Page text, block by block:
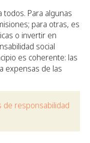
todos. Para algunas
para otras, es
o invertir en
social
es coherente: las
expensas de las
de responsabilidad